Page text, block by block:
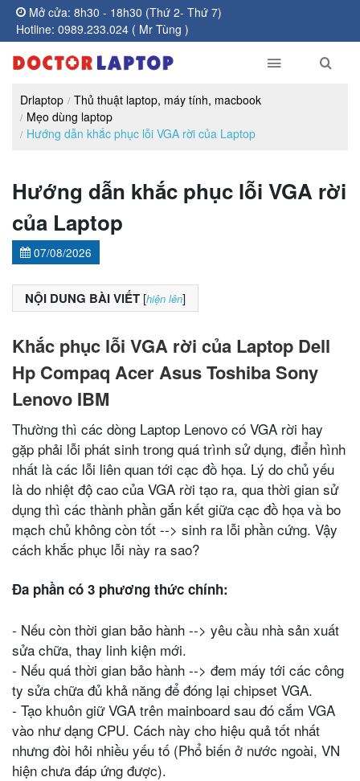
Mở cửa: 8h30 - 18h30 (Thứ 2- Thứ 7)
Hotline: 0989.233.024 ( Mr Tùng )
Drlaptop
Thủ thuật laptop, máy tính, macbook
Mẹo dùng laptop
Hướng dẫn khắc phục lỗi VGA rời của Laptop
Hướng dẫn khắc phục lỗi VGA rời
của Laptop
07/08/2026
NỘI DUNG BÀI VIẾT [hiện lên]
Khắc phục lỗi VGA rời của Laptop Dell
Hp Compaq Acer Asus Toshiba Sony
Lenovo IBM
Thường thì các dòng Laptop Lenovo có VGA rời hay
gặp phải lỗi phát sinh trong quá trình sử dụng, điển hình
nhất là các lỗi liên quan tới cạc đồ họa. Lý do chủ yếu
là do nhiệt độ cao của VGA rời tạo ra, qua thời gian sử
dụng thì các thành phần gắn kết giữa cạc đồ họa và bo
mạch chủ không còn tốt --> sinh ra lỗi phần cứng. Vậy
cách khắc phục lỗi này ra sao?
Đa phần có 3 phương thức chính:
- Nếu còn thời gian bảo hành --> yêu cầu nhà sản xuất
sửa chữa, thay linh kiện mới.
- Nếu quá thời gian bảo hành --> đem máy tới các công
ty sửa chữa đủ khả năng để đóng lại chipset VGA.
- Tạo khuôn giữ VGA trên mainboard sau đó cắm VGA
vào như dạng CPU. Cách này cho hiệu quả tốt nhất
nhưng đòi hỏi nhiều yếu tố (Phổ biến ở nước ngoài, VN
hiện chưa đáp ứng được).